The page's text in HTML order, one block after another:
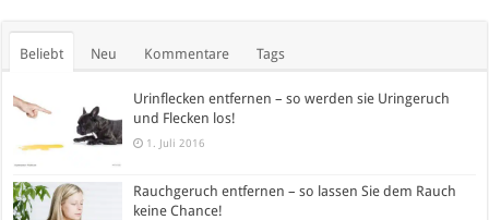
Beliebt Neu Kommentare Tags
Urinflecken entfernen – so werden sie Uringeruch
und Flecken los!
1. Juli 2016
Rauchgeruch entfernen – so lassen Sie dem Rauch
keine Chance!